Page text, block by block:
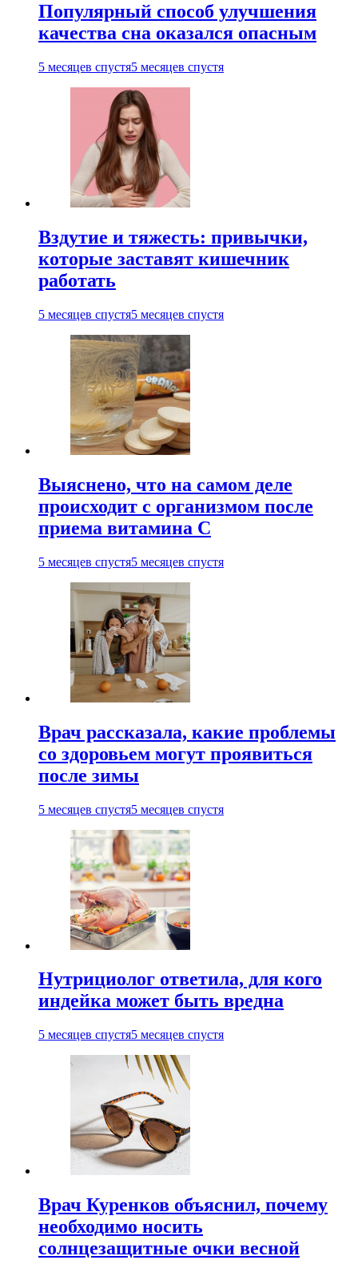
Популярный способ улучшения
качества сна оказался опасным
5 месяцев спустя5 месяцев спустя
Вздутие и тяжесть: привычки,
которые заставят кишечник
работать
5 месяцев спустя5 месяцев спустя
Выяснено, что на самом деле
происходит с организмом после
приема витамина С
5 месяцев спустя5 месяцев спустя
Врач рассказала, какие проблемы
со здоровьем могут проявиться
после зимы
5 месяцев спустя5 месяцев спустя
Нутрициолог ответила, для кого
индейка может быть вредна
5 месяцев спустя5 месяцев спустя
Врач Куренков объяснил, почему
необходимо носить
солнцезащитные очки весной